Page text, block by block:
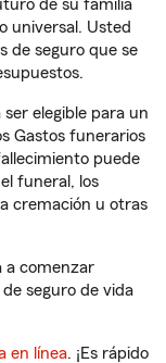
de su familia
universal. Usted
de seguro que se
elegible para un
Gastos funerarios
puede
funeral, los
cremación u otras
a comenzar
seguro de vida
en línea. ¡Es rápido